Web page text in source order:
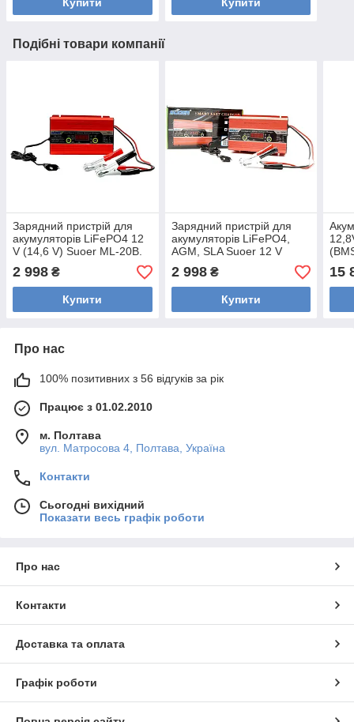
Подібні товари компанії
Зарядний пристрій для
акумуляторів LiFePO4 12
V (14,6 V) Suoer ML-20B.
Зарядка для
літійферумних
2 998 ₴
Купити
Зарядний пристрій для
акумуляторів LiFePO4,
AGM, SLA Suoer 12 V
(14,6 V) 4-20 А
2 998₴
Купити
15
Про нас
100% позитивних з 56 відгуків за рік
Працює з 01.02.2010
м. Полтава
вул. Матросова 4, Полтава, Україна
Контакти
Сьогодні вихідний
Показати весь графік роботи
Про нас
Контакти
Доставка та оплата
Графік роботи